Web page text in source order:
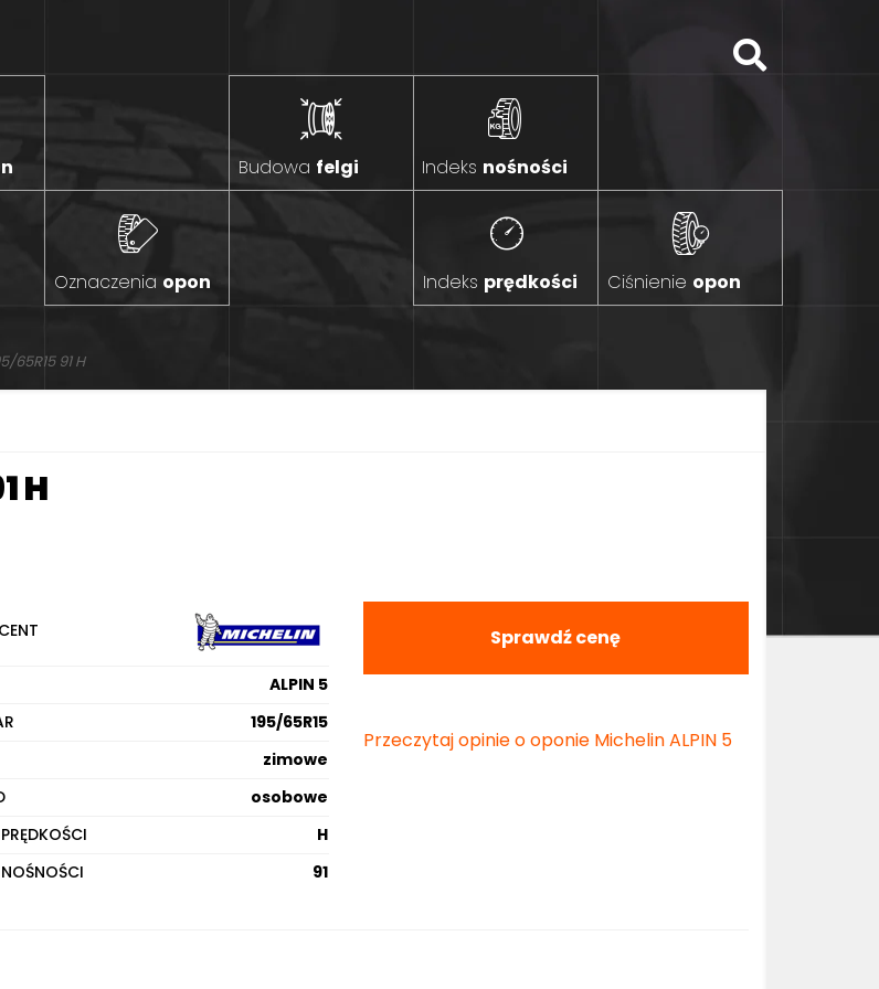
Budowa felgi Indeks nośności
Indeks prędkości Ciśnienie opon
Oznaczenia opon
65R15 91 H
H
ALPIN 5
195/65R15
zimowe
osobowe
H
91
Sprawdź cenę
Przeczytaj opinie o oponie Michelin ALPIN 5